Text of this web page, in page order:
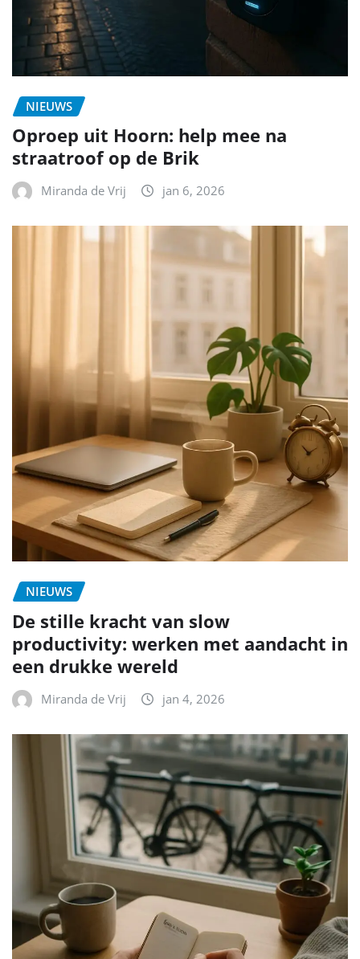
NIEUWS
Oproep uit Hoorn: help mee na
straatroof op de Brik
Miranda de Vrij jan 6, 2026
NIEUWS
De stille kracht van slow
productivity: werken met aandacht in
een drukke wereld
Miranda de Vrij jan 4, 2026